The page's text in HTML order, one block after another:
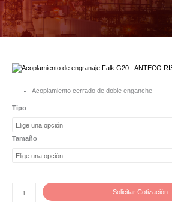
Acoplamiento cerrado de doble enganche
Tipo
Tamaño
Acoplamiento
G20
Solicitar Cotización